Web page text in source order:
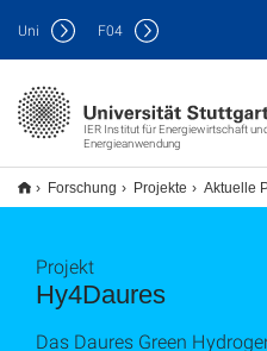
IER Institut für Energiewirtschaft
Energieanwendung
Uni F04
Forschung Projekte Aktuelle
Hy4Daures
Projekt
Das Daures Green